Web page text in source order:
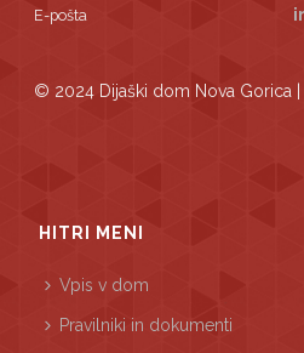
E-pošta
© 2024 Dijaški dom Nova Gorica |
HITRI MENI
Vpis v dom
Pravilniki in dokumenti